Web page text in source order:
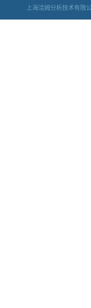
上海洽姆分析技术有限